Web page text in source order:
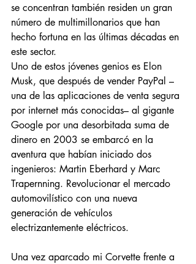
se concentran también residen un gran
número de multimillonarios que han
hecho fortuna en las últimas décadas en
este sector.
Uno de estos jóvenes genios es Elon
Musk, que después de vender PayPal –
una de las aplicaciones de venta segura
por internet más conocidas– al gigante
Google por una desorbitada suma de
dinero en 2003 se embarcó en la
aventura que habían iniciado dos
ingenieros: Martin Eberhard y Marc
Trapernning. Revolucionar el mercado
automovilístico con una nueva
generación de vehículos
electrizantemente eléctricos.
Una vez aparcado mi Corvette frente a